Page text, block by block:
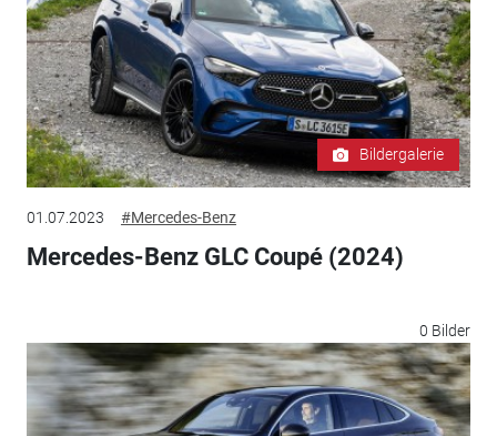
Bildergalerie
01.07.2023 #Mercedes-Benz
Mercedes-Benz GLC Coupé (2024)
0 Bilder